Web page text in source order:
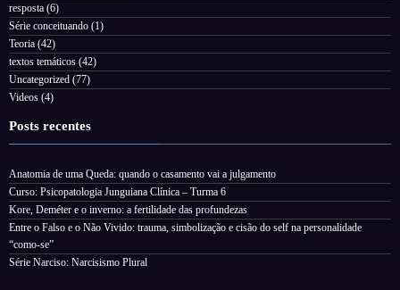
resposta (6)
Série conceituando (1)
Teoria (42)
textos temáticos (42)
Uncategorized (77)
Videos (4)
Posts recentes
Anatomia de uma Queda: quando o casamento vai a julgamento
Curso: Psicopatologia Junguiana Clínica – Turma 6
Kore, Deméter e o inverno: a fertilidade das profundezas
Entre o Falso e o Não Vivido: trauma, simbolização e cisão do self na personalidade
“como-se”
Série Narciso: Narcisismo Plural